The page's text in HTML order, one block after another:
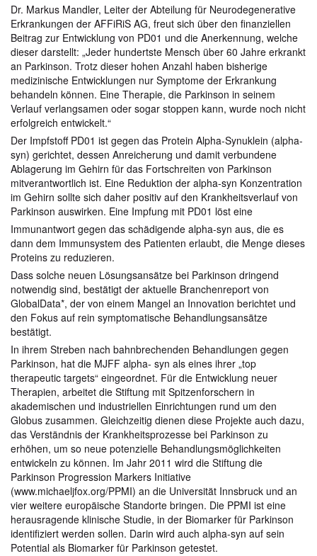
Dr. Markus Mandler, Leiter der Abteilung für Neurodegenerative
Erkrankungen der AFFiRiS AG, freut sich über den finanziellen
Beitrag zur Entwicklung von PD01 und die Anerkennung, welche
dieser darstellt: „Jeder hundertste Mensch über 60 Jahre erkrankt
an Parkinson. Trotz dieser hohen Anzahl haben bisherige
medizinische Entwicklungen nur Symptome der Erkrankung
behandeln können. Eine Therapie, die Parkinson in seinem
Verlauf verlangsamen oder sogar stoppen kann, wurde noch nicht
erfolgreich entwickelt.“
Der Impfstoff PD01 ist gegen das Protein Alpha-Synuklein (alpha-
syn) gerichtet, dessen Anreicherung und damit verbundene
Ablagerung im Gehirn für das Fortschreiten von Parkinson
mitverantwortlich ist. Eine Reduktion der alpha-syn Konzentration
im Gehirn sollte sich daher positiv auf den Krankheitsverlauf von
Parkinson auswirken. Eine Impfung mit PD01 löst eine
Immunantwort gegen das schädigende alpha-syn aus, die es
dann dem Immunsystem des Patienten erlaubt, die Menge dieses
Proteins zu reduzieren.
Dass solche neuen Lösungsansätze bei Parkinson dringend
notwendig sind, bestätigt der aktuelle Branchenreport von
GlobalData*, der von einem Mangel an Innovation berichtet und
den Fokus auf rein symptomatische Behandlungsansätze
bestätigt.
In ihrem Streben nach bahnbrechenden Behandlungen gegen
Parkinson, hat die MJFF alpha- syn als eines ihrer „top
therapeutic targets“ eingeordnet. Für die Entwicklung neuer
Therapien, arbeitet die Stiftung mit Spitzenforschern in
akademischen und industriellen Einrichtungen rund um den
Globus zusammen. Gleichzeitig dienen diese Projekte auch dazu,
das Verständnis der Krankheitsprozesse bei Parkinson zu
erhöhen, um so neue potenzielle Behandlungsmöglichkeiten
entwickeln zu können. Im Jahr 2011 wird die Stiftung die
Parkinson Progression Markers Initiative
(www.michaeljfox.org/PPMI) an die Universität Innsbruck und an
vier weitere europäische Standorte bringen. Die PPMI ist eine
herausragende klinische Studie, in der Biomarker für Parkinson
identifiziert werden sollen. Darin wird auch alpha-syn auf sein
Potential als Biomarker für Parkinson getestet.